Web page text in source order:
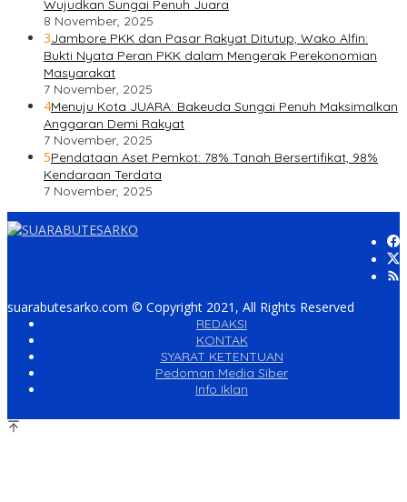
Wujudkan Sungai Penuh Juara
8 November, 2025
3Jambore PKK dan Pasar Rakyat Ditutup, Wako Alfin:
Bukti Nyata Peran PKK dalam Mengerak Perekonomian
Masyarakat
7 November, 2025
4Menuju Kota JUARA: Bakeuda Sungai Penuh Maksimalkan
Anggaran Demi Rakyat
7 November, 2025
5Pendataan Aset Pemkot: 78% Tanah Bersertifikat, 98%
Kendaraan Terdata
7 November, 2025
suarabutesarko.com © Copyright 2021, All Rights Reserved
REDAKSI
KONTAK
SYARAT KETENTUAN
Pedoman Media Siber
Info Iklan